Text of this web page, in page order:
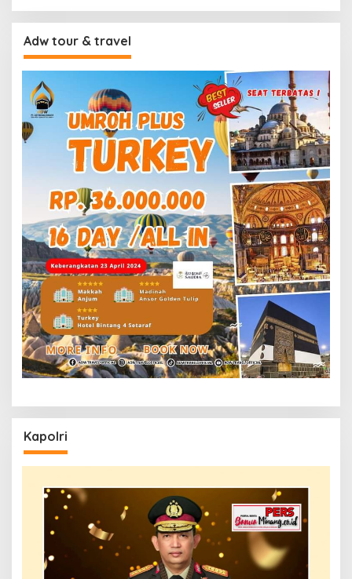
Adw tour & travel
Kapolri